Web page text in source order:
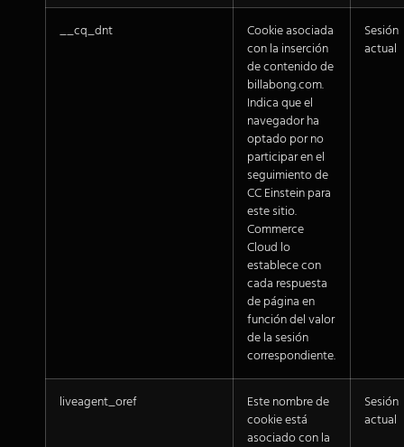
__cq_dnt
Cookie asociada
con la inserción
de contenido de
billabong.com.
Indica que el
navegador ha
optado por no
participar en el
seguimiento de
CC Einstein para
este sitio.
Commerce
Cloud lo
establece con
cada respuesta
de página en
función del valor
de la sesión
correspondiente.
Sesión
actual
liveagent_oref
Este nombre de
cookie está
asociado con la
Sesión
actual